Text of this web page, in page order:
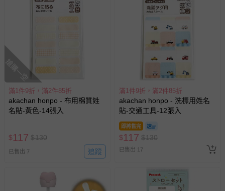
搶購一空
滿1件9折，滿2件85折
akachan honpo - 布用棉質姓
名貼-黃色-14張入
$117 $130
已售出 7 追蹤
滿1件9折，滿2件85折
akachan honpo - 洗標用姓名
貼-交通工具-12張入
即將售完
$117 $130
已售出 17